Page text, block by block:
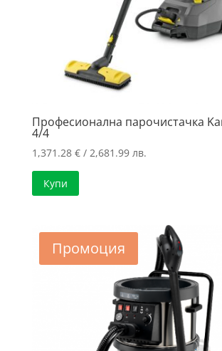
Професионална парочистачка
4/4
1,371.28 €/ 2,681.99 лв.
Купи
Промоция